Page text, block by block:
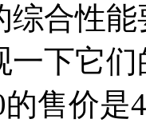
合性
一下它
的售价